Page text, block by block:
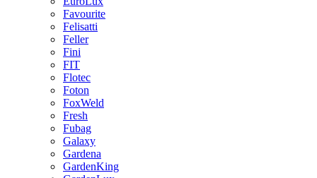
Favourite
Felisatti
Feller
Fini
FIT
Flotec
Foton
FoxWeld
Fresh
Fubag
Galaxy
Gardena
GardenKing